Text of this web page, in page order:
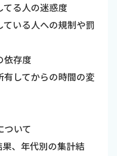
てる人の迷惑度
ている人への規制や罰
依存度
有してからの時間の変
いて
、年代別の集計結